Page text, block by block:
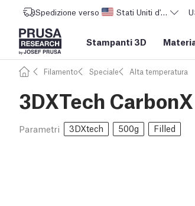
Spedizione verso Stati Uniti d'America
Stampanti 3D
Filamento Speciale Alta temperatura
3DXTech
Parametri 3DXtech 500g Filled